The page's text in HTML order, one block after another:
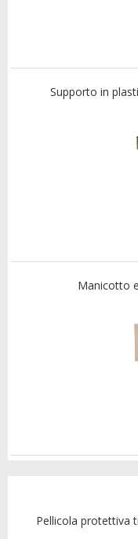
Supporto in
Manicotto
Pellicola protettiva